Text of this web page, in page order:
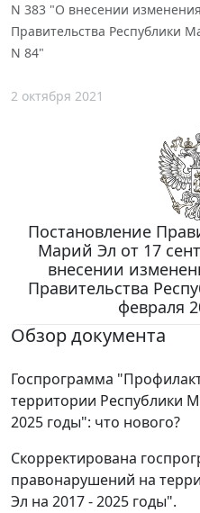
N 383 "О внесении
Правительства Республики
N 84"
2 октября 2021
Постановление
Марий Эл от 17
внесении
Правительства
февраля
Обзор документа
Госпрограмма
территории Республики
2025 годы": что нового?
Скорректирована
правонарушений на
Эл на 2017 - 2025 годы".